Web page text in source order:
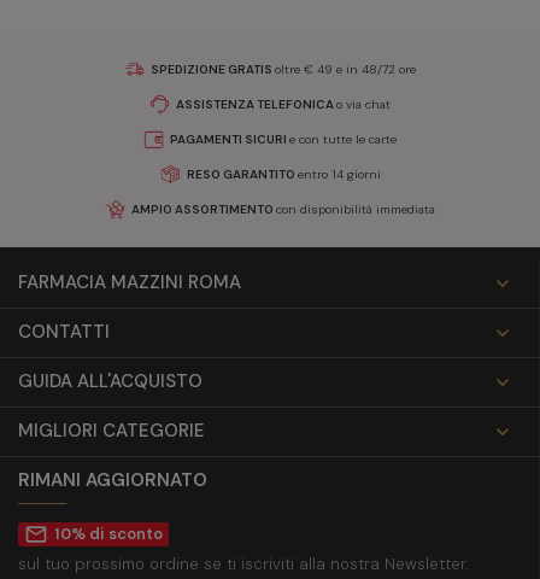
SPEDIZIONE GRATIS oltre € 49 e in 48/72 ore
ASSISTENZA TELEFONICAo via chat
PAGAMENTI SICURI e con tutte le carte
RESO GARANTITO entro 14 giorni
AMPIO ASSORTIMENTO con disponibilità immediata
FARMACIA MAZZINI ROMA

CONTATTI

GUIDA ALL'ACQUISTO

MIGLIORI CATEGORIE

RIMANI AGGIORNATO
mail_outline 10% di sconto
sul tuo prossimo ordine se ti iscriviti alla nostra Newsletter.